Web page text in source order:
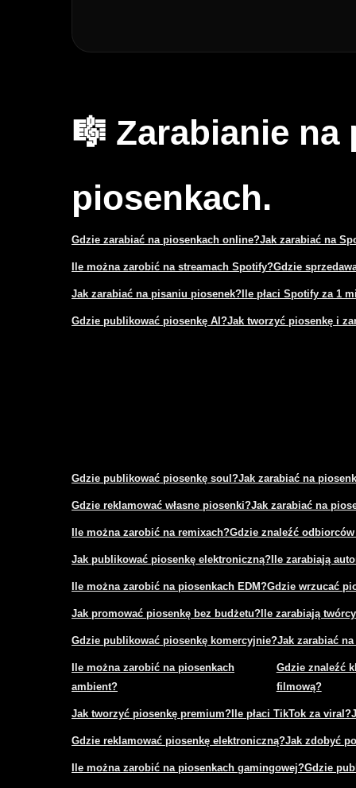
🎼 Zarabianie
piosenkach.
Gdzie zarabiać na piosenkach online?Jak zarabiać na
Ile można zarobić na streamach Spotify?Gdzie
Jak zarabiać na pisaniu piosenek? Ile płaci Spotify za 1
Gdzie publikować piosenkę AI?Jak tworzyć piosenkę i
Gdzie publikować piosenkę soul?Jak zarabiać na
Gdzie reklamować własne piosenki?Jak zarabiać na
Ile można zarobić na remixach?Gdzie znaleźć
Jak publikować piosenkę elektroniczną? Ile zarabiają
Ile można zarobić na piosenkach EDM?Gdzie wrzucać
Jak promować piosenkę bez budżetu? Ile zarabiają
Gdzie publikować piosenkę komercyjnie?Jak zarabiać
Ile można zarobić na piosenkach
ambient?
Gdzie znaleźć
filmową?
Jak tworzyć piosenkę premium? Ile płaci TikTok za viral?
Gdzie reklamować piosenkę elektroniczną?Jak zdobyć
Ile można zarobić na piosenkach gamingowej?Gdzie